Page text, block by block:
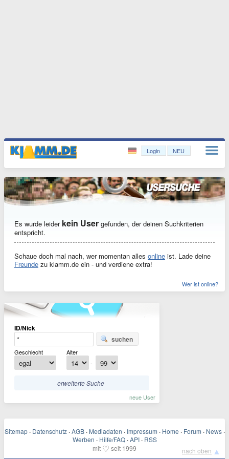
Login NEU
Es wurde leider kein User gefunden, der deinen Suchkriterien
entspricht.
Schaue doch mal nach, wer momentan alles online ist. Lade deine
Freunde zu klamm.de ein - und verdiene extra!
Wer ist online?
ID/Nick
suchen
Geschlecht
Alter
-
erweiterte Suche
neue User
Sitemap · Datenschutz · AGB · Mediadaten · Impressum · Home · Forum · News ·
Werben · Hilfe/FAQ · API · RSS
mit ♡ seit 1999 nach oben ▲